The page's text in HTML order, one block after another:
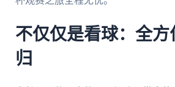
不仅仅是看球：全方
归